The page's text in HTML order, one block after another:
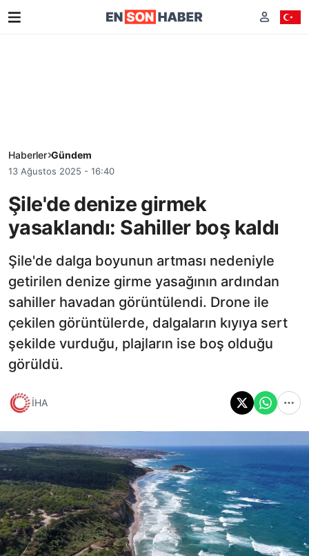
Haberler Gündem
13 Ağustos 2025 - 16:40
Şile'de denize girmek
yasaklandı: Sahiller boş kaldı
Şile'de dalga boyunun artması nedeniyle
getirilen denize girme yasağının ardından
sahiller havadan görüntülendi. Drone ile
çekilen görüntülerde, dalgaların kıyıya sert
şekilde vurduğu, plajların ise boş olduğu
görüldü.
İHA